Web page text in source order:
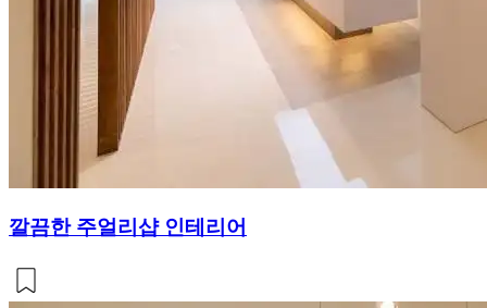
깔끔한 주얼리샵 인테리어